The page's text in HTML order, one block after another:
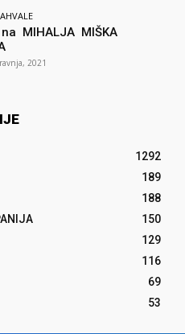
MIHALJA MIŠKA
2021
1292
189
188
150
129
116
69
53